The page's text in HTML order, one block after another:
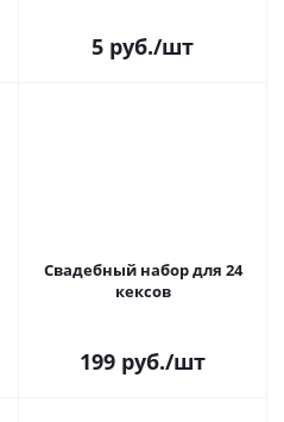
5 руб./шт
Свадебный набор для 24
кексов
199 руб./шт